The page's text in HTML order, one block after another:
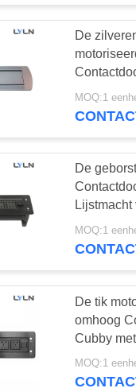
De
MOQ:1
De
Lijstmacht
Tik op
MOQ:1
De tik
omhoog
Cubby
het Laden
MOQ:1